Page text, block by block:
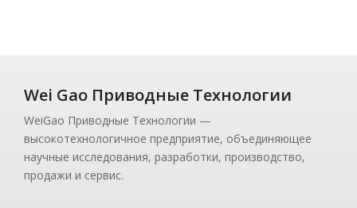
Wei Gao Приводные Технологии
WeiGao Приводные Технологии —
высокотехнологичное предприятие, объединяющее
научные исследования, разработки, производство,
продажи и сервис.